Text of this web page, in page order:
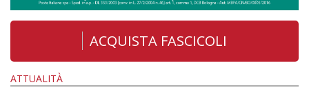
ACQUISTA FASCICOLI
ATTUALITÀ